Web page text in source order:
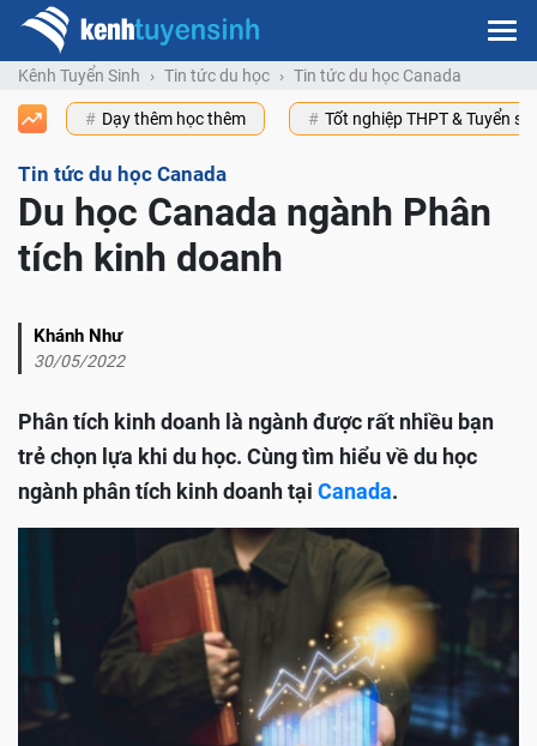
Kênh Tuyển Sinh Tin tức du học Tin tức du học Canada
Dạy thêm học thêm Tốt nghiệp THPT & Tuyển
Tin tức du học Canada
Du học Canada ngành Phân
tích kinh doanh
Khánh Như
30/05/2022
Phân tích kinh doanh là ngành được rất nhiều bạn
trẻ chọn lựa khi du học. Cùng tìm hiểu về du học
ngành phân tích kinh doanh tại Canada.